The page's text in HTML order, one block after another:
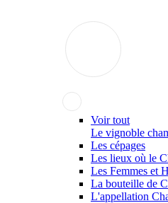
Voir tout
Le vignoble
Les cépages
Les lieux où le
Les Femmes et
La bouteille de
L'appellation